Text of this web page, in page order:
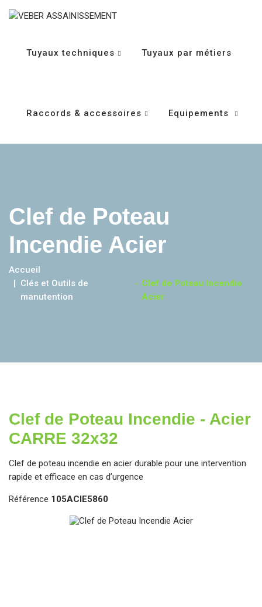
Tuyaux techniques Tuyaux par métiers
Raccords & accessoires Equipements
Clef de Poteau
Incendie Acier
Accueil
Clés et Outils de
manutention
- Clef de Poteau Incendie
Acier
Clef de Poteau Incendie - Acier
CARRE 32x32
Clef de poteau incendie en acier durable pour une intervention
rapide et efficace en cas d’urgence
Référence 105ACIE5860